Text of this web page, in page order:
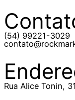
(54) 99221-3029
Rua Alice Tonin,